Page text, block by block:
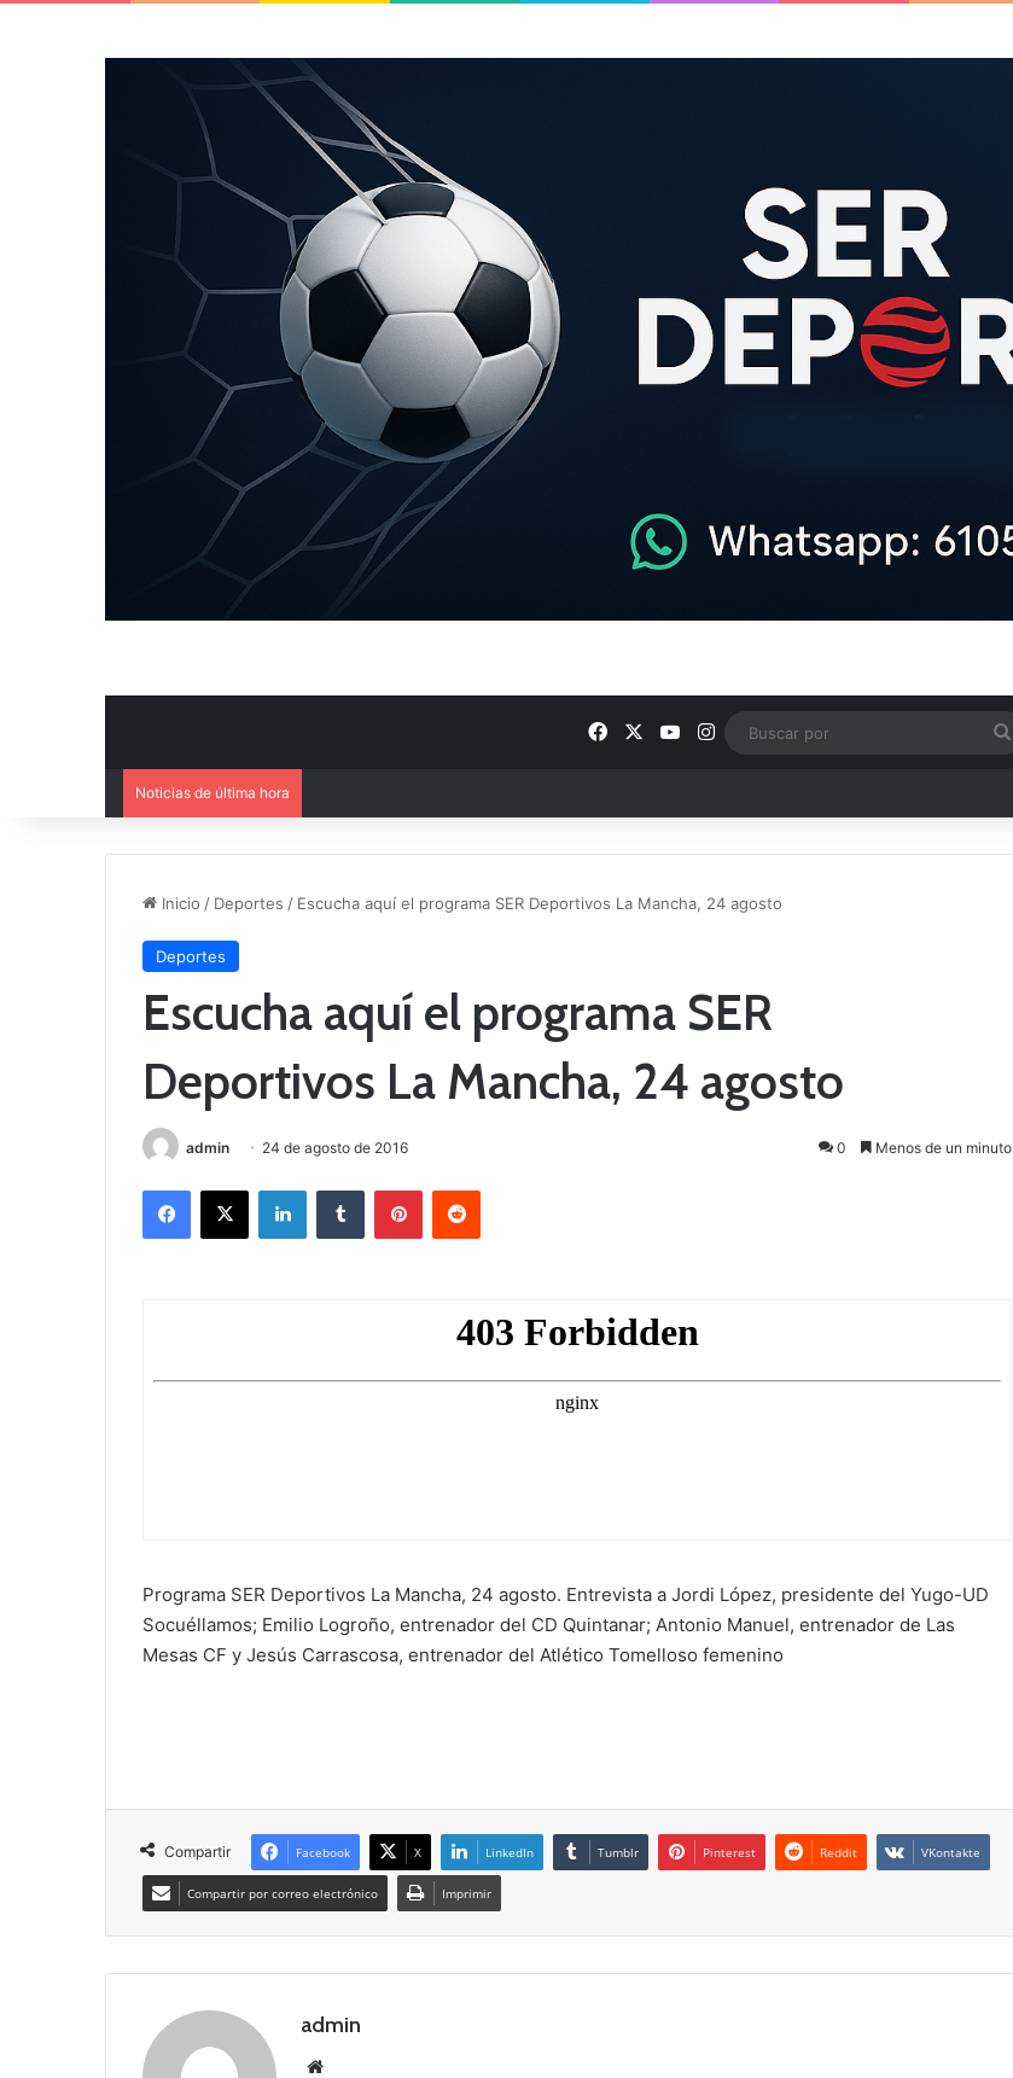
FacebookYouTube
Instagram
Noticias de última hora
Inicio / Deportes / Escucha aquí el programa SER Deportivos La Mancha, 24 agosto
Deportes
Escucha aquí el programa SER
Deportivos La Mancha, 24 agosto
admin 24 de agosto de 2016 0 Menos de un minuto
Programa SER Deportivos La Mancha, 24 agosto. Entrevista a Jordi López, presidente del Yugo-UD
Socuéllamos; Emilio Logroño, entrenador del CD Quintanar; Antonio Manuel, entrenador de Las
Mesas CF y Jesús Carrascosa, entrenador del Atlético Tomelloso femenino
Compartir Facebook X LinkedIn Tumblr Pinterest Reddit VKontakte
Compartir por correo electrónico Imprimir
admin